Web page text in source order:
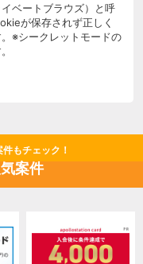
ベートブラウズ）と呼
が保存されず正しく
※シークレットモードの
もチェック！
案件